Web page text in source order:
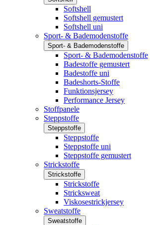
Softshell
Softshell gemustert
Softshell uni
Sport- & Bademodenstoffe
Sport- & Bademodenstoffe
Sport- & Bademodenstoffe
Badestoffe gemustert
Badestoffe uni
Badeshorts-Stoffe
Funktionsjersey
Performance Jersey
Stoffpanele
Steppstoffe
Steppstoffe
Steppstoffe
Steppstoffe uni
Steppstoffe gemustert
Strickstoffe
Strickstoffe
Strickstoffe
Stricksweat
Viskosestrickjersey
Sweatstoffe
Sweatstoffe